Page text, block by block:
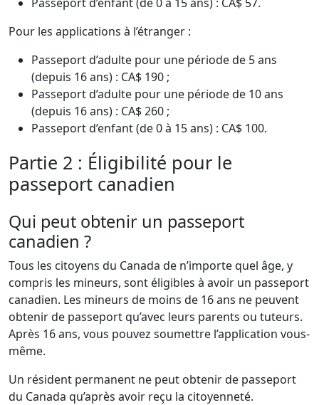
Pour les applications à l’étranger :
Passeport d’adulte pour une période de 5 ans
(depuis 16 ans) : CA$ 190 ;
Passeport d’adulte pour une période de 10 ans
(depuis 16 ans) : CA$ 260 ;
Passeport d’enfant (de 0 à 15 ans) : CA$ 100.
Partie 2 : Éligibilité pour le
passeport canadien
Qui peut obtenir un passeport
canadien ?
Tous les citoyens du Canada de n’importe quel âge, y
compris les mineurs, sont éligibles à avoir un passeport
canadien. Les mineurs de moins de 16 ans ne peuvent
obtenir de passeport qu’avec leurs parents ou tuteurs.
Après 16 ans, vous pouvez soumettre l’application vous-
même.
Un résident permanent ne peut obtenir de passeport
du Canada qu’après avoir reçu la citoyenneté.